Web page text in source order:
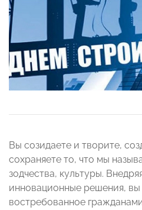
Вы созидаете и творите,
сохраняете то, что мы
зодчества, культуры.
инновационные решения, вы
востребованное